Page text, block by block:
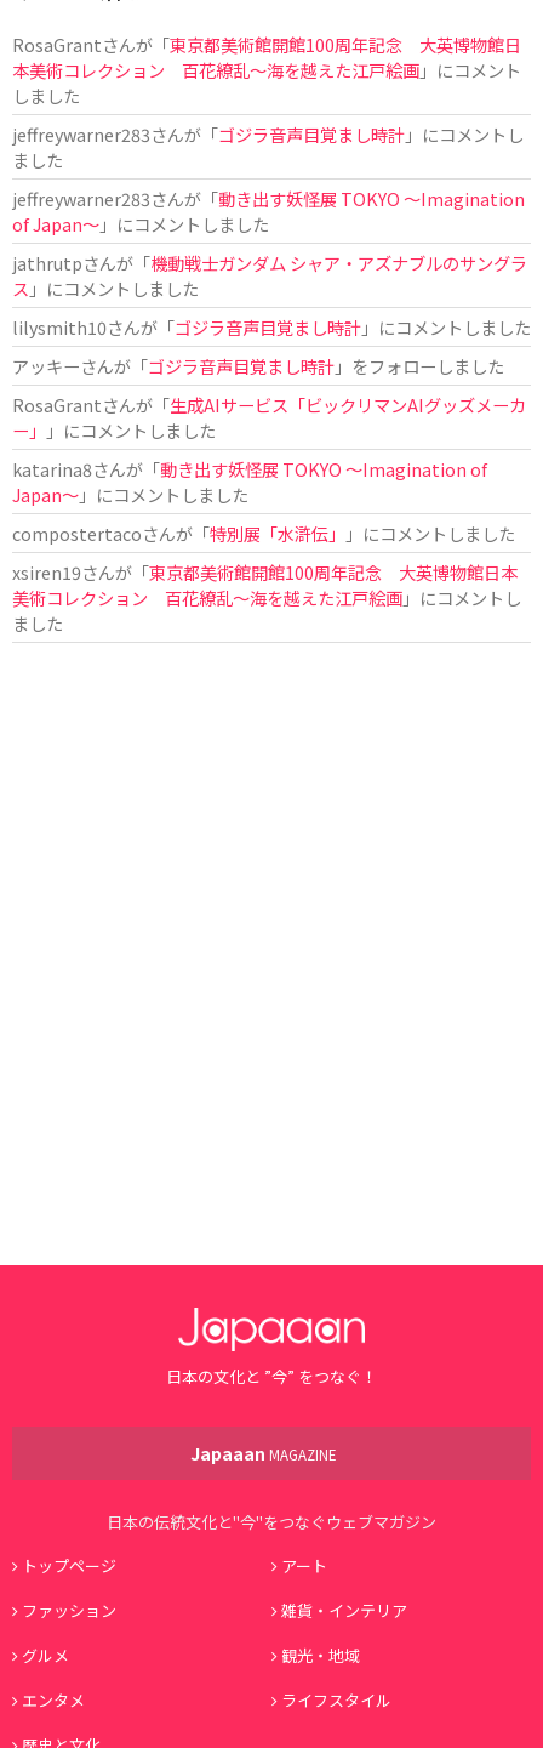
RosaGrantさんが「東京都美術館開館100周年記念 大英博物館日
本美術コレクション 百花繚乱～海を越えた江戸絵画」にコメント
しました
jeffreywarner283さんが「ゴジラ音声目覚まし時計」にコメントし
ました
jeffreywarner283さんが「動き出す妖怪展 TOKYO 〜Imagination
of Japan〜」にコメントしました
jathrutpさんが「機動戦士ガンダム シャア・アズナブルのサングラ
ス 」にコメントしました
lilysmith10さんが「ゴジラ音声目覚まし時計」にコメントしました
アッキーさんが「ゴジラ音声目覚まし時計」をフォローしました
RosaGrantさんが「生成AIサービス「ビックリマンAIグッズメーカ
ー」
」にコメントしました
katarina8さんが「動き出す妖怪展 TOKYO 〜Imagination of
Japan〜」にコメントしました
compostertacoさんが「特別展「水滸伝」
」にコメントしました
xsiren19さんが「東京都美術館開館100周年記念 大英博物館日本
美術コレクション 百花繚乱～海を越えた江戸絵画」にコメントし
ました
日本の文化と ”今” をつなぐ！
Japaaan MAGAZINE
日本の伝統文化と"今"をつなぐウェブマガジン
トップページ
アート
ファッション
雑貨・インテリア
グルメ
観光・地域
エンタメ
ライフスタイル